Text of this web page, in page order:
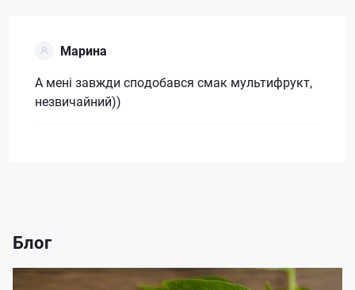
Марина
А мені завжди сподобався смак мультифрукт,
незвичайний))
Блог